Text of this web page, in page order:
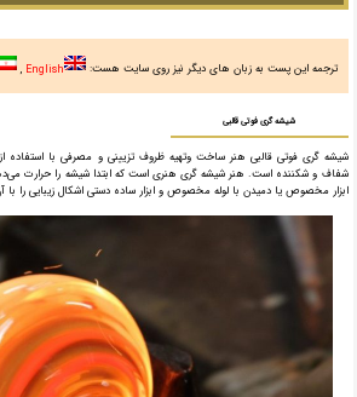
ترجمه این پست به زبان های دیگر نیز روی سایت هست: English
شیشه­ گری فوتی قالبی
شیشه­ گری فوتی قالبی هنر ساخت وتهیه ظروف تزیینی و مصرفی با
شفاف و شکننده است. هنر شیشه­ گری هنری است که ابتدا شیشه را حرارت
ابزار مخصوص یا دمیدن با لوله مخصوص و ابزار ساده دستی اشکال زیبایی را با